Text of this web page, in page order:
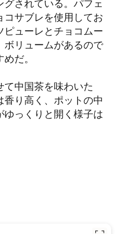
されている。 パフェ
コサブレを使用してお
ピューレとチョコムー
ボリュームがあるので
だ。
て中国茶を味わいた
香り高く、ポットの中
ゆっくりと開く様子は